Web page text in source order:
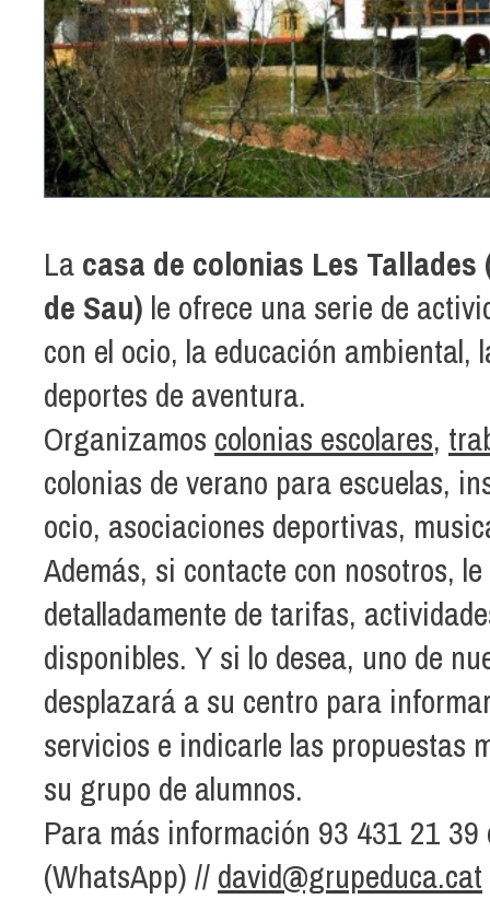
La casa de colonias Les Tallades
de Sau) le ofrece una serie de
con el ocio, la educación ambiental,
deportes de aventura.
Organizamos colonias escolares,
colonias de verano para escuelas,
ocio, asociaciones deportivas,
Además, si contacte con nosotros,
detalladamente de tarifas,
disponibles. Y si lo desea, uno de
desplazará a su centro para
servicios e indicarle las propuestas
su grupo de alumnos.
Para más información 93 431 21
(WhatsApp) // david@grupeduca.cat